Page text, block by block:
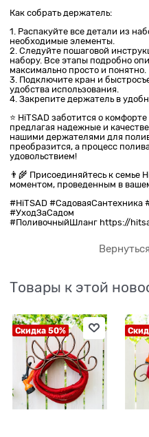
Как собрать держатель:
1. Распакуйте все детали из
необходимые элементы.
2. Следуйте пошаговой
набору. Все этапы подробно
максимально просто и понятно.
3. Подключите кран и
удобства использования.
4. Закрепите держатель в
⭐️ HiTSAD заботится о
предлагая надежные и
нашими держателями для
преобразится, а процесс
удовольствием!
👨‍🌾 Присоединяйтесь к семье
моментом, проведенным в
#HiTSAD #СадоваяСантехника
#УходЗаСадом
#ПоливочныйШланг https://
Товары к этой
Скидка 50%